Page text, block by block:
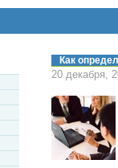
Как
20 декабря,